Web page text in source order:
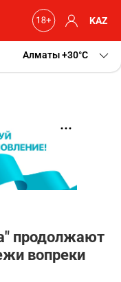
KAZ
Алматы+30 C
продолжают
вопреки